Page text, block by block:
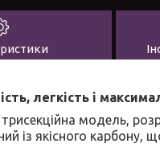
легкість і
модель,
із якісного карбону,